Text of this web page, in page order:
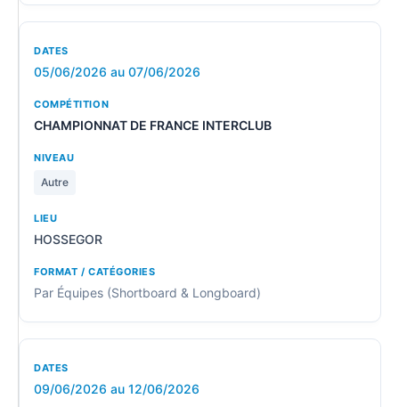
05/06/2026 au 07/06/2026
CHAMPIONNAT DE FRANCE INTERCLUB
Autre
HOSSEGOR
Par Équipes (Shortboard & Longboard)
09/06/2026 au 12/06/2026